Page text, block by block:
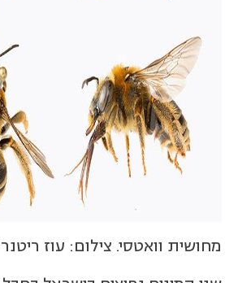
מחושית וואטסי. צילום: עוז ריטנר